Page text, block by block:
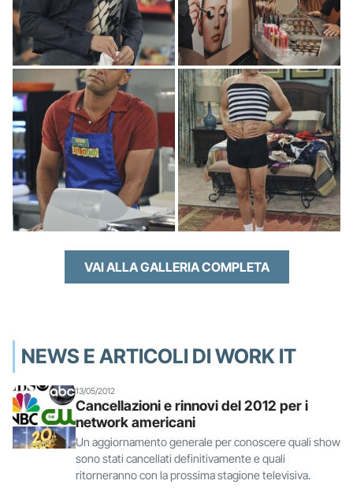
VAI ALLA GALLERIA COMPLETA
NEWS E ARTICOLI DI WORK IT
13/05/2012
Cancellazioni e rinnovi del 2012 per i
network americani
Un aggiornamento generale per conoscere quali show
sono stati cancellati definitivamente e quali
ritorneranno con la prossima stagione televisiva.